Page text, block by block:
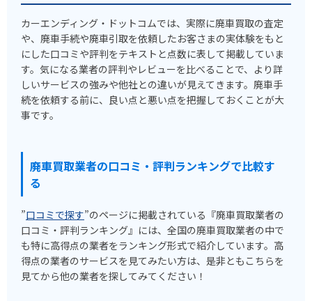
カーエンディング・ドットコムでは、実際に廃車買取の査定
や、廃車手続や廃車引取を依頼したお客さまの実体験をもと
にした口コミや評判をテキストと点数に表して掲載していま
す。気になる業者の評判やレビューを比べることで、より詳
しいサービスの強みや他社との違いが見えてきます。廃車手
続を依頼する前に、良い点と悪い点を把握しておくことが大
事です。
廃車買取業者の口コミ・評判ランキングで比較す
る
”口コミで探す”のページに掲載されている『廃車買取業者の
口コミ・評判ランキング』には、全国の廃車買取業者の中で
も特に高得点の業者をランキング形式で紹介しています。高
得点の業者のサービスを見てみたい方は、是非ともこちらを
見てから他の業者を探してみてください！